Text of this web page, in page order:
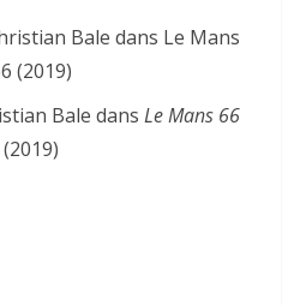
Bale dans Le Mans 66
(2019)